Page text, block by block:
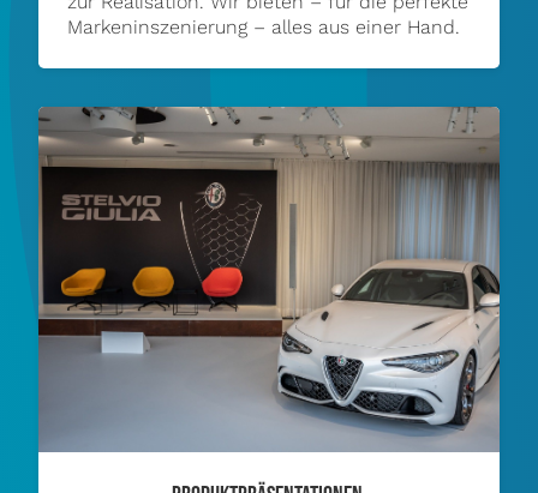
Markeninszenierung – alles aus einer Hand.